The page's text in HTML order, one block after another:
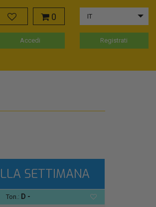
0 IT
Accedi Registrati
SETTIMANA
Ton.: D -